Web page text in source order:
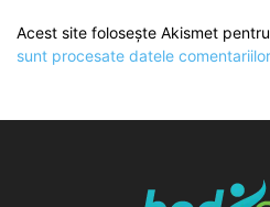
Acest site folosește Akismet
sunt procesate datele